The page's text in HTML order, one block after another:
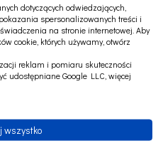
POWIĄZANE
jako bransoletka.
len
dotyczących odwiedzających,
spersonalizowanych treści i
na stronie internetowej. Aby
cookie, których używamy, otwórz
reklam i pomiaru skuteczności
udostępniane Google LLC, więcej
wszystko